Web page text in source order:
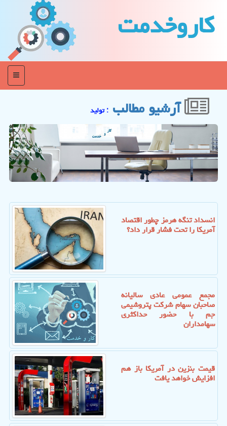
كاروخدمت
منو
آرشیو مطالب : تولید
انسداد تنگه هرمز چطور اقتصاد
آمریکا را تحت فشار قرار داد؟
مجمع عمومی عادی سالیانه
صاحبان سهام شرکت پتروشیمی
جم با حضور حداکثری
سهامداران
قیمت بنزین در آمریکا باز هم
افزایش خواهد یافت